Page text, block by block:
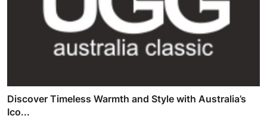
Discover Timeless Warmth and Style with Australia’s
Ico...